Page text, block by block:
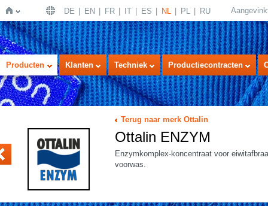
Home
DE EN FR IT ES NL PL RU
Producten Klanten Techniek Productiecontracten
Terug naar merk Ottalin
Ottalin ENZYM
Enzymkomplex-koncentraat voor
voorwas.